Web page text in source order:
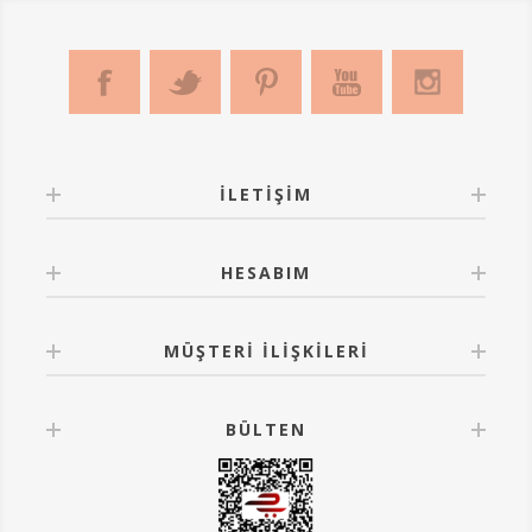
İLETIŞIM
HESABIM
MÜŞTERI İLIŞKILERI
BÜLTEN